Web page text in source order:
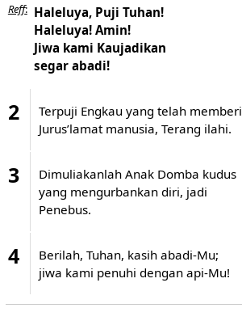
Reff: Haleluya, Puji Tuhan!
Haleluya! Amin!
Jiwa kami Kaujadikan
segar abadi!
2
Terpuji Engkau yang telah memberi
Jurus’lamat manusia, Terang ilahi.
3
Dimuliakanlah Anak Domba kudus
yang mengurbankan diri, jadi
Penebus.
4
Berilah, Tuhan, kasih abadi-Mu;
jiwa kami penuhi dengan api-Mu!